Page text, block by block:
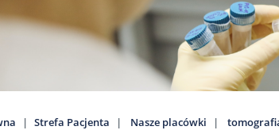
Strefa Pacjenta Nasze placówki